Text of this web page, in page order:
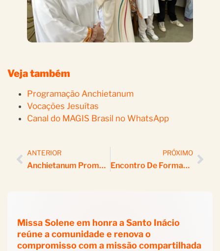
Veja também
Programação Anchietanum
Vocações Jesuítas
Canal do MAGIS Brasil no WhatsApp
ANTERIOR
Anchietanum Promove Integração De Colaboradores Voluntários
PRÓXIMO
Encontro De Formação Aprofunda Os Exercícios Espirituais
Missa Solene em honra a Santo Inácio
reúne a comunidade e renova o
compromisso com a missão compartilhada